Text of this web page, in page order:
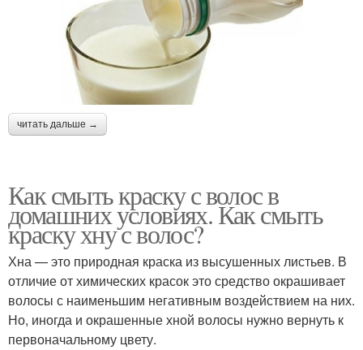
читать дальше →
Как смыть краску с волос в
домашних условиях. Как смыть
краску хну с волос?
Хна — это природная краска из высушенных листьев. В
отличие от химических красок это средство окрашивает
волосы с наименьшим негативным воздействием на них.
Но, иногда и окрашенные хной волосы нужно вернуть к
первоначальному цвету.